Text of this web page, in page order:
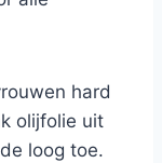
hard
olijfolie uit
loog toe.